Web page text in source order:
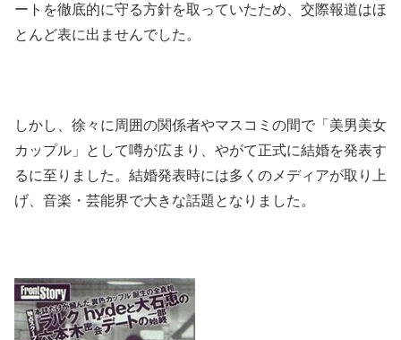
ートを徹底的に守る方針を取っていたため、交際報道はほ
とんど表に出ませんでした。
しかし、徐々に周囲の関係者やマスコミの間で「美男美女
カップル」として噂が広まり、やがて正式に結婚を発表す
るに至りました。結婚発表時には多くのメディアが取り上
げ、音楽・芸能界で大きな話題となりました。